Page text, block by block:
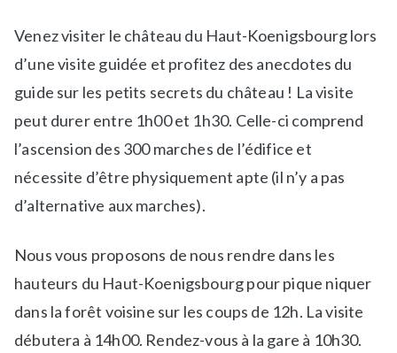
n
s
e
w
s
A
c
i
v
i
s
e
p
e
i
Venez visiter le château du Haut-Koenigsbourg lors
d’une visite guidée et profitez des anecdotes du
guide sur les petits secrets du château ! La visite
peut durer entre 1h00 et 1h30. Celle-ci comprend
l’ascension des 300 marches de l’édifice et
nécessite d’être physiquement apte (il n’y a pas
d’alternative aux marches).
Nous vous proposons de nous rendre dans les
hauteurs du Haut-Koenigsbourg pour pique niquer
dans la forêt voisine sur les coups de 12h. La visite
débutera à 14h00. Rendez-vous à la gare à 10h30.